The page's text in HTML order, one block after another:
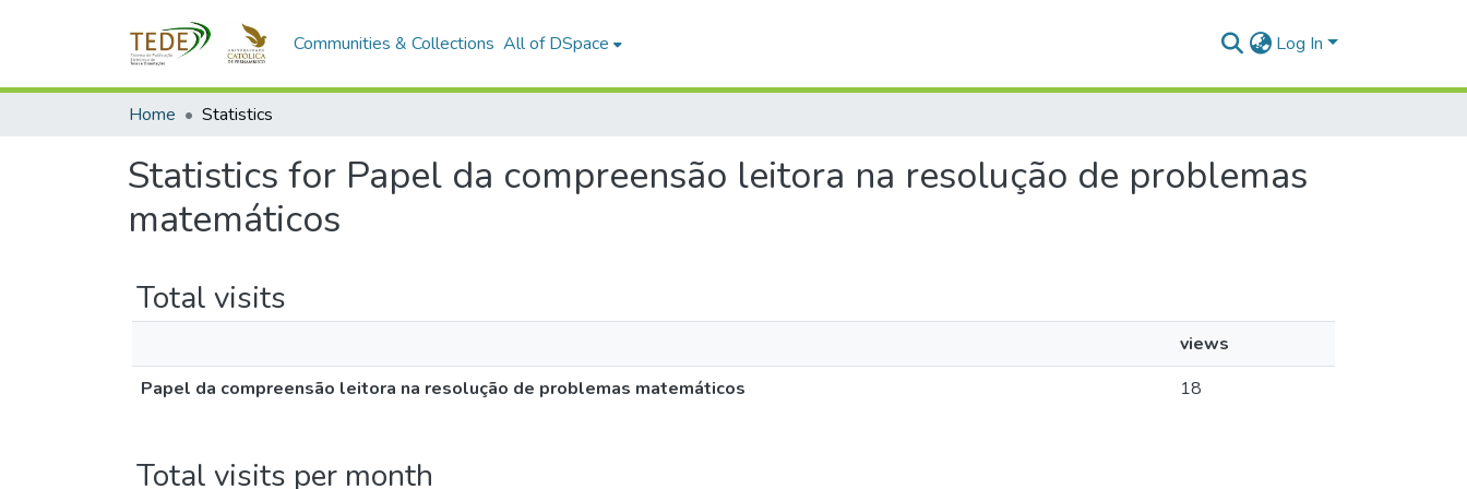
Communities & Collections All of DSpace Log In
Home Statistics
Statistics for Papel da compreensão leitora na resolução de problemas
matemáticos
Total visits
views
Papel da compreensão leitora na resolução de problemas matemáticos
18
Total visits per month